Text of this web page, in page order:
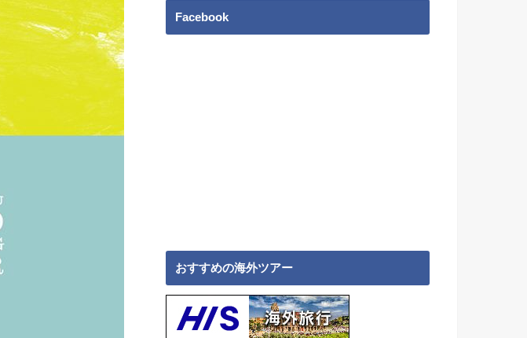
Facebook
おすすめの海外ツアー